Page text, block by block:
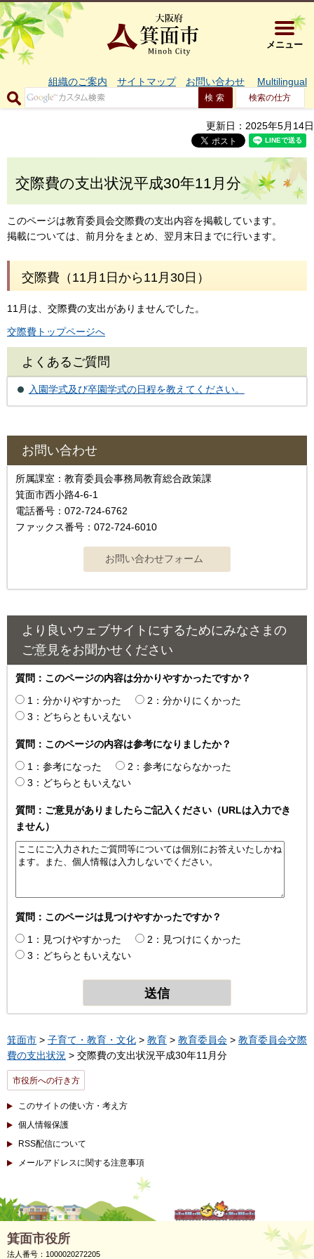
大阪府箕
メニュー
組織のご案内 サイトマップ お問い合わせ Multilingual
検索の仕方
更新日：2025年5月14日
交際費の支出状況平成30年11月分
このページは教育委員会交際費の支出内容を掲載しています。
掲載については、前月分をまとめ、翌月末日までに行います。
交際費（11月1日から11月30日）
11月は、交際費の支出がありませんでした。
交際費トップページへ
よくあるご質問
入園学式及び卒園学式の日程を教えてください。
お問い合わせ
所属課室：教育委員会事務局教育総合政策課
箕面市西小路4‐6‐1
電話番号：072-724-6762
ファックス番号：072-724-6010
より良いウェブサイトにするためにみなさまの
ご意見をお聞かせください
質問：このページの内容は分かりやすかったですか？
1：分かりやすかった
2：分かりにくかった
3：どちらともいえない
質問：このページの内容は参考になりましたか？
1：参考になった
2：参考にならなかった
3：どちらともいえない
質問：ご意見がありましたらご記入ください（URLは入力でき
ません）
質問：このページは見つけやすかったですか？
1：見つけやすかった
2：見つけにくかった
3：どちらともいえない
箕面市 > 子育て・教育・文化 > 教育 > 教育委員会 > 教育委員会交際
費の支出状況 > 交際費の支出状況平成30年11月分
市役所への行き方
このサイトの使い方・考え方
個人情報保護
RSS配信について
メールアドレスに関する注意事項
箕面市役所
法人番号：1000020272205